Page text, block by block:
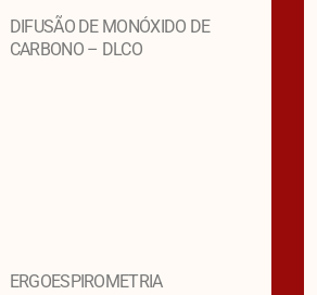
DIFUSÃO DE MONÓXIDO DE
CARBONO – DLCO
ERGOESPIROMETRIA